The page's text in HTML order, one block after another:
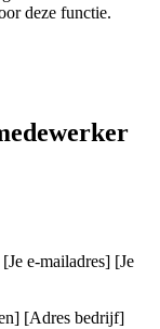
deze functie.
e-mailadres] [Je
[Adres bedrijf]